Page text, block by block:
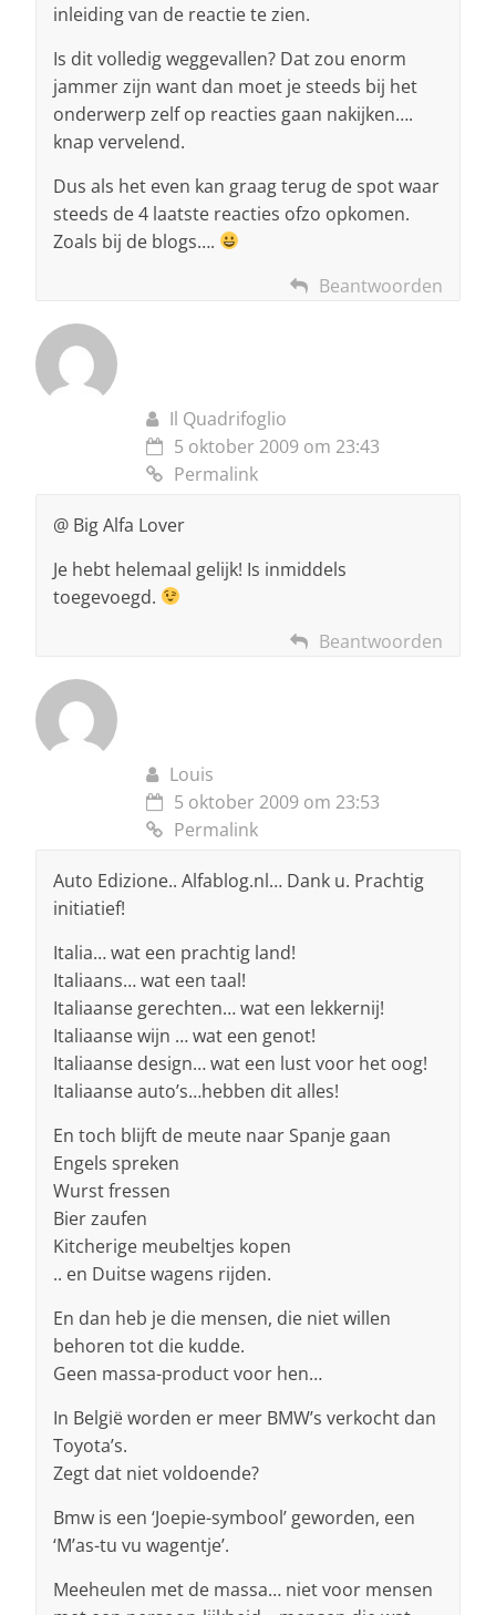
inleiding van de reactie te zien.
Is dit volledig weggevallen? Dat zou enorm
jammer zijn want dan moet je steeds bij het
onderwerp zelf op reacties gaan nakijken….
knap vervelend.
Dus als het even kan graag terug de spot waar
steeds de 4 laatste reacties ofzo opkomen.
Zoals bij de blogs….
Beantwoorden
Il Quadrifoglio
5 oktober 2009 om 23:43
Permalink
@ Big Alfa Lover
Je hebt helemaal gelijk! Is inmiddels
toegevoegd.
Beantwoorden
Louis
5 oktober 2009 om 23:53
Permalink
Auto Edizione.. Alfablog.nl… Dank u. Prachtig
initiatief!
Italia… wat een prachtig land!
Italiaans… wat een taal!
Italiaanse gerechten… wat een lekkernij!
Italiaanse wijn … wat een genot!
Italiaanse design… wat een lust voor het oog!
Italiaanse auto’s…hebben dit alles!
En toch blijft de meute naar Spanje gaan
Engels spreken
Wurst fressen
Bier zaufen
Kitcherige meubeltjes kopen
.. en Duitse wagens rijden.
En dan heb je die mensen, die niet willen
behoren tot die kudde.
Geen massa-product voor hen…
In België worden er meer BMW’s verkocht dan
Toyota’s.
Zegt dat niet voldoende?
Bmw is een ‘Joepie-symbool’ geworden, een
‘M’as-tu vu wagentje’.
Meeheulen met de massa… niet voor mensen